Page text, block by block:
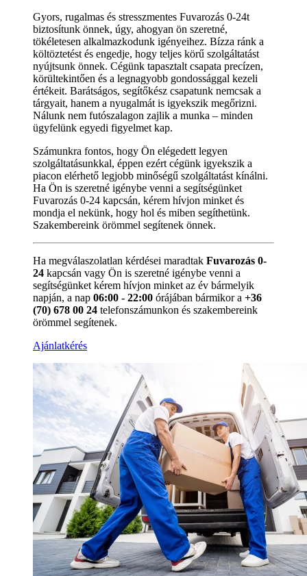
Gyors, rugalmas és stresszmentes Fuvarozás 0-24t
biztosítunk önnek, úgy, ahogyan ön szeretné,
tökéletesen alkalmazkodunk igényeihez. Bízza ránk a
költöztetést és engedje, hogy teljes körű szolgáltatást
nyújtsunk önnek. Cégünk tapasztalt csapata precízen,
körültekintően és a legnagyobb gondossággal kezeli
értékeit. Barátságos, segítőkész csapatunk nemcsak a
tárgyait, hanem a nyugalmát is igyekszik megőrizni.
Nálunk nem futószalagon zajlik a munka – minden
ügyfelünk egyedi figyelmet kap.
Számunkra fontos, hogy Ön elégedett legyen
szolgáltatásunkkal, éppen ezért cégünk igyekszik a
piacon elérhető legjobb minőségű szolgáltatást kínálni.
Ha Ön is szeretné igénybe venni a segítségünket
Fuvarozás 0-24 kapcsán, kérem hívjon minket és
mondja el nekünk, hogy hol és miben segíthetünk.
Szakembereink örömmel segítenek önnek.
Ha megválaszolatlan kérdései maradtak Fuvarozás 0-
24 kapcsán vagy Ön is szeretné igénybe venni a
segítségünket kérem hívjon minket az év bármelyik
napján, a nap 06:00 - 22:00 órájában bármikor a +36
(70) 678 00 24 telefonszámunkon és szakembereink
örömmel segítenek.
Ajánlatkérés